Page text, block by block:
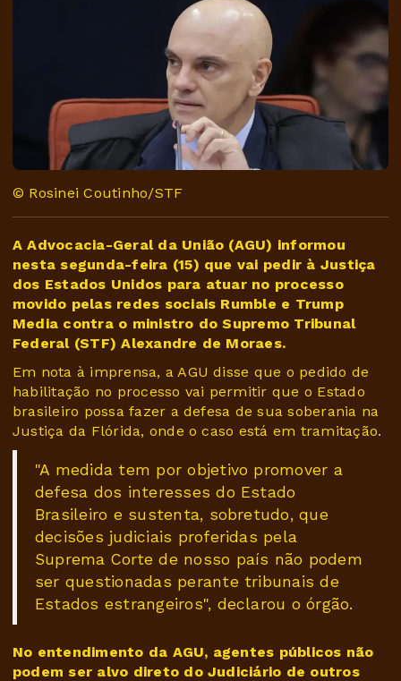
© Rosinei Coutinho/STF
A Advocacia-Geral da União (AGU) informou
nesta segunda-feira (15) que vai pedir à Justiça
dos Estados Unidos para atuar no processo
movido pelas redes sociais Rumble e Trump
Media contra o ministro do Supremo Tribunal
Federal (STF) Alexandre de Moraes.
Em nota à imprensa, a AGU disse que o pedido de
habilitação no processo vai permitir que o Estado
brasileiro possa fazer a defesa de sua soberania na
Justiça da Flórida, onde o caso está em tramitação.
"A medida tem por objetivo promover a
defesa dos interesses do Estado
Brasileiro e sustenta, sobretudo, que
decisões judiciais proferidas pela
Suprema Corte de nosso país não podem
ser questionadas perante tribunais de
Estados estrangeiros", declarou o órgão.
No entendimento da AGU, agentes públicos não
podem ser alvo direto do Judiciário de outros